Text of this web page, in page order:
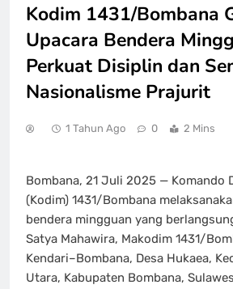
Kodim 1431/Bombana
Upacara Bendera
Perkuat Disiplin dan
Nasionalisme Prajurit
1 Tahun Ago 0 2 Mins
Bombana, 21 Juli 2025 — Komando
(Kodim) 1431/Bombana
bendera mingguan yang
Satya Mahawira, Makodim 1431/
Kendari–Bombana, Desa Hukaea,
Utara, Kabupaten Bombana,